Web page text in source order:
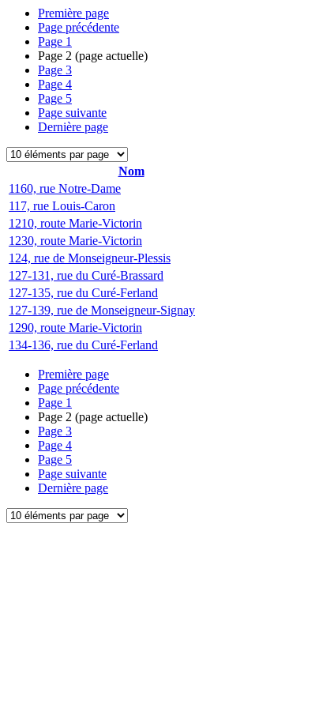
Première page
Page précédente
Page 1
Page 2 (page actuelle)
Page 3
Page 4
Page 5
Page suivante
Dernière page
Nom
1160, rue Notre-Dame
117, rue Louis-Caron
1210, route Marie-Victorin
1230, route Marie-Victorin
124, rue de Monseigneur-Plessis
127-131, rue du Curé-Brassard
127-135, rue du Curé-Ferland
127-139, rue de Monseigneur-Signay
1290, route Marie-Victorin
134-136, rue du Curé-Ferland
Première page
Page précédente
Page 1
Page 2 (page actuelle)
Page 3
Page 4
Page 5
Page suivante
Dernière page